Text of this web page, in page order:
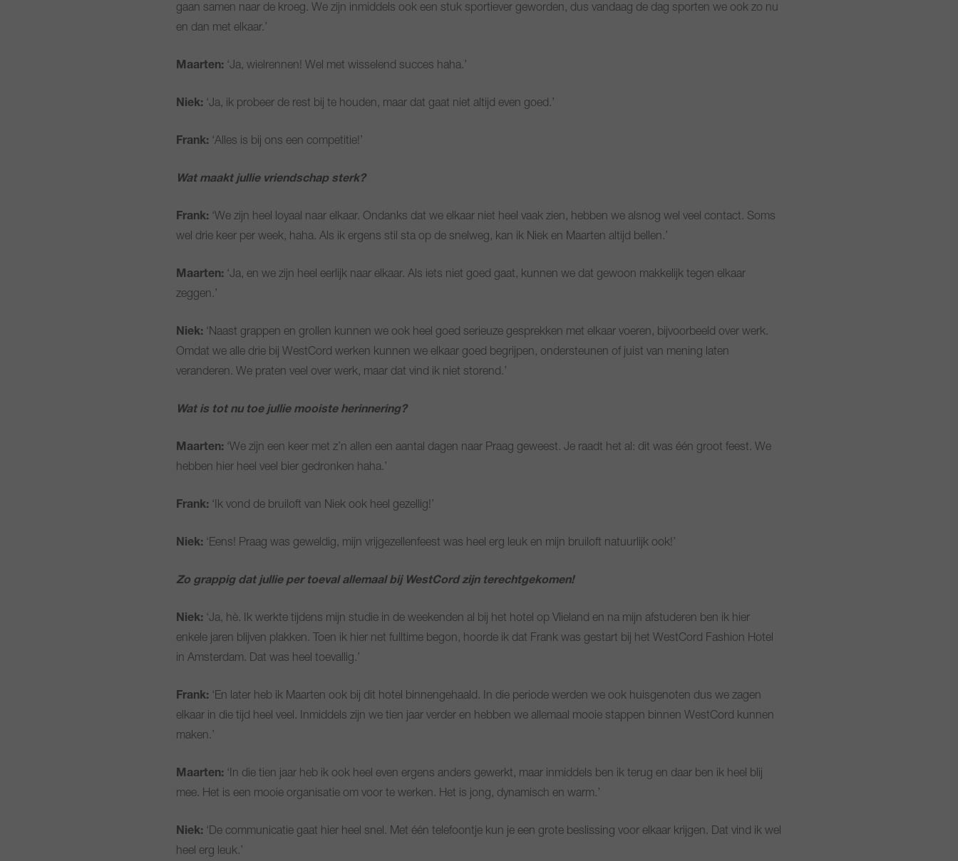
gaan samen naar de kroeg. We zijn inmiddels ook een stuk sportiever geworden, dus vandaag de dag sporten we ook zo nu
en dan met elkaar.’
Maarten: ‘Ja, wielrennen! Wel met wisselend succes haha.’
Niek: ‘Ja, ik probeer de rest bij te houden, maar dat gaat niet altijd even goed.’
Frank: ‘Alles is bij ons een competitie!’
Wat maakt jullie vriendschap sterk?
Frank: ‘We zijn heel loyaal naar elkaar. Ondanks dat we elkaar niet heel vaak zien, hebben we alsnog wel veel contact. Soms
wel drie keer per week, haha. Als ik ergens stil sta op de snelweg, kan ik Niek en Maarten altijd bellen.’
Maarten: ‘Ja, en we zijn heel eerlijk naar elkaar. Als iets niet goed gaat, kunnen we dat gewoon makkelijk tegen elkaar
zeggen.’
Niek: ‘Naast grappen en grollen kunnen we ook heel goed serieuze gesprekken met elkaar voeren, bijvoorbeeld over werk.
Omdat we alle drie bij WestCord werken kunnen we elkaar goed begrijpen, ondersteunen of juist van mening laten
veranderen. We praten veel over werk, maar dat vind ik niet storend.’
Wat is tot nu toe jullie mooiste herinnering?
Maarten: ‘We zijn een keer met z’n allen een aantal dagen naar Praag geweest. Je raadt het al: dit was één groot feest. We
hebben hier heel veel bier gedronken haha.’
Frank: ‘Ik vond de bruiloft van Niek ook heel gezellig!’
Niek: ‘Eens! Praag was geweldig, mijn vrijgezellenfeest was heel erg leuk en mijn bruiloft natuurlijk ook!’
Zo grappig dat jullie per toeval allemaal bij WestCord zijn terechtgekomen!
Niek: ‘Ja, hè. Ik werkte tijdens mijn studie in de weekenden al bij het hotel op Vlieland en na mijn afstuderen ben ik hier
enkele jaren blijven plakken. Toen ik hier net fulltime begon, hoorde ik dat Frank was gestart bij het WestCord Fashion Hotel
in Amsterdam. Dat was heel toevallig.’
Frank: ‘En later heb ik Maarten ook bij dit hotel binnengehaald. In die periode werden we ook huisgenoten dus we zagen
elkaar in die tijd heel veel. Inmiddels zijn we tien jaar verder en hebben we allemaal mooie stappen binnen WestCord kunnen
maken.’
Maarten: ‘In die tien jaar heb ik ook heel even ergens anders gewerkt, maar inmiddels ben ik terug en daar ben ik heel blij
mee. Het is een mooie organisatie om voor te werken. Het is jong, dynamisch en warm.’
Niek: ‘De communicatie gaat hier heel snel. Met één telefoontje kun je een grote beslissing voor elkaar krijgen. Dat vind ik wel
heel erg leuk.’